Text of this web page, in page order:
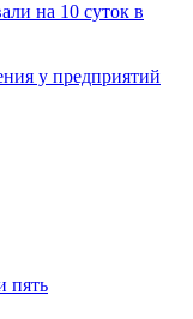
на 10 суток в
у предприятий
пять